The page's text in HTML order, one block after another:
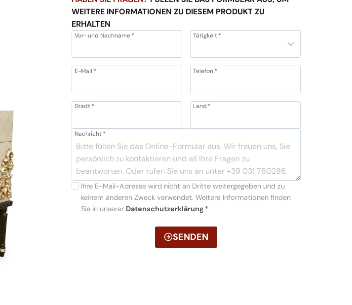
WEITERE INFORMATIONEN ZU DIESEM PRODUKT ZU
ERHALTEN
Vor- und Nachname* Tätigkeit*
E-Mail * Telefon*
Stadt* Land *
Nachricht*
Ihre E-Mail-Adresse wird nicht an Dritte weitergegeben und zu
keinem anderen Zweck verwendet. Weitere Informationen finden
Sie in unserer Datenschutzerklärung *
SENDEN